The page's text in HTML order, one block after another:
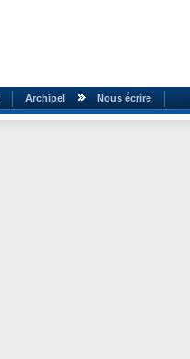
Archipel Nous écrire